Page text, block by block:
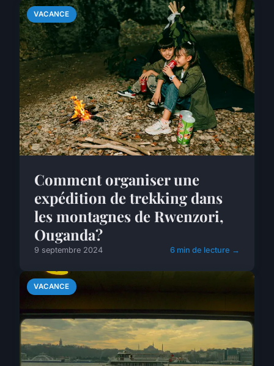
VACANCE
Comment organiser une
expédition de trekking dans
les montagnes de Rwenzori,
Ouganda?
9 septembre 2024 6 min de lecture →
VACANCE